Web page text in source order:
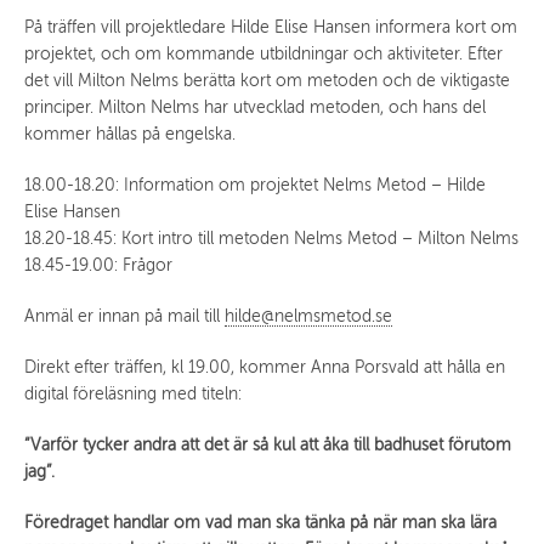
På träffen vill projektledare Hilde Elise Hansen informera kort om
projektet, och om kommande utbildningar och aktiviteter. Efter
det vill Milton Nelms berätta kort om metoden och de viktigaste
principer. Milton Nelms har utvecklad metoden, och hans del
kommer hållas på engelska.
18.00-18.20: Information om projektet Nelms Metod – Hilde
Elise Hansen
18.20-18.45: Kort intro till metoden Nelms Metod – Milton Nelms
18.45-19.00: Frågor
Anmäl er innan på mail till hilde@nelmsmetod.se
Direkt efter träffen, kl 19.00, kommer Anna Porsvald att hålla en
digital föreläsning med titeln:
“Varför tycker andra att det är så kul att åka till badhuset förutom
jag”.
Föredraget handlar om vad man ska tänka på när man ska lära